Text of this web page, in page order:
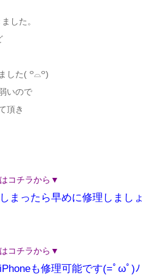
した。
した( ꒪⌓꒪)
いので
頂き
コチラから▼
まったら早めに修理しましょ
コチラから▼
も修理可能です(=ﾟωﾟ)ﾉ